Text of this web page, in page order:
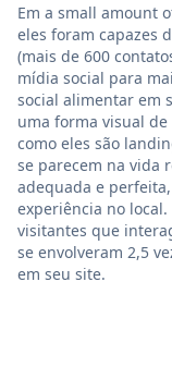
Em a small amount
eles foram capazes
(mais de 600
mídia social para
social alimentar em
uma forma visual
como eles são
se parecem na vida
adequada e
experiência no
visitantes que
se envolveram 2,5
em seu site.